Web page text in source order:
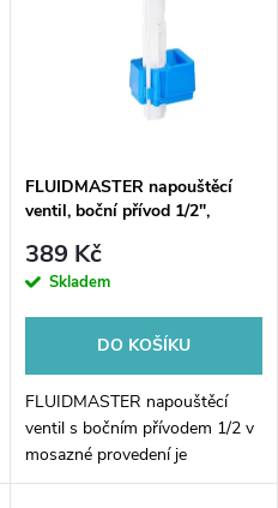
FLUIDMASTER napouštěcí
ventil, boční přívod 1/2",
389 Kč
Skladem
DO KOŠÍKU
FLUIDMASTER napouštěcí
ventil s bočním přívodem 1/2 v
mosazné provedení je
dokonalým řešením pro vaši